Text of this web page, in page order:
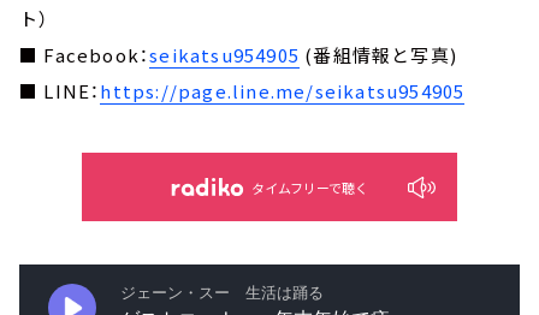
ト）
■ Facebook：seikatsu954905 (番組情報と写真)
■ LINE：https://page.line.me/seikatsu954905
タイムフリーで聴く